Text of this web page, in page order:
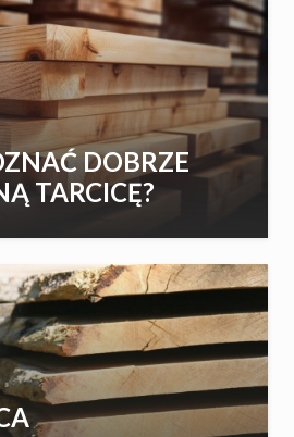
DOBRZE
TARCICĘ?